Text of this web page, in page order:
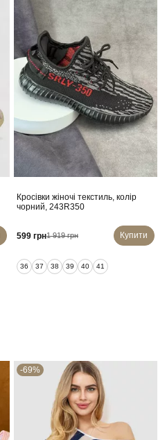
Кросівки жіночі текстиль, колір
чорний, 243R350
599 грн1 919 грн Купити
36 37 38 39 40 41
-69%